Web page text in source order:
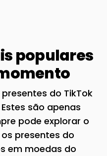
populares
do TikTok
são apenas
pode explorar o
presentes do
em moedas do